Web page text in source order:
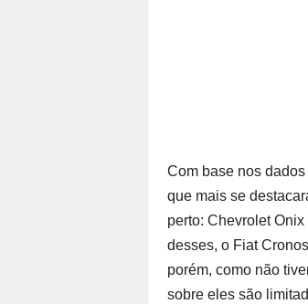
Com base nos
que mais se
perto: Chevrolet
desses, o Fiat
porém, como não
sobre eles são